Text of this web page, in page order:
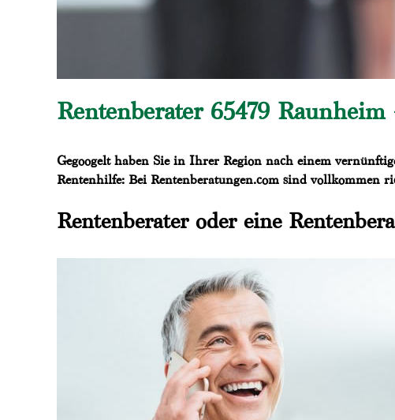
Rentenberater 65479
Gegoogelt haben Sie in Ihrer Region nach einem
Rentenhilfe: Bei Rentenberatungen.com sind vollkommen
Rentenberater oder eine